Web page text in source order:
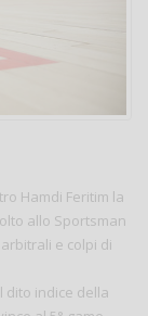
Hamdi Feritim la
allo Sportsman
e colpi di
dito indice della